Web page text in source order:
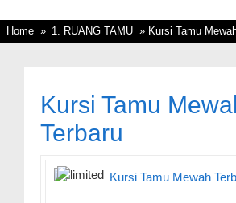
Home » 1. RUANG TAMU » Kursi Tamu
Kursi Tamu
Terbaru